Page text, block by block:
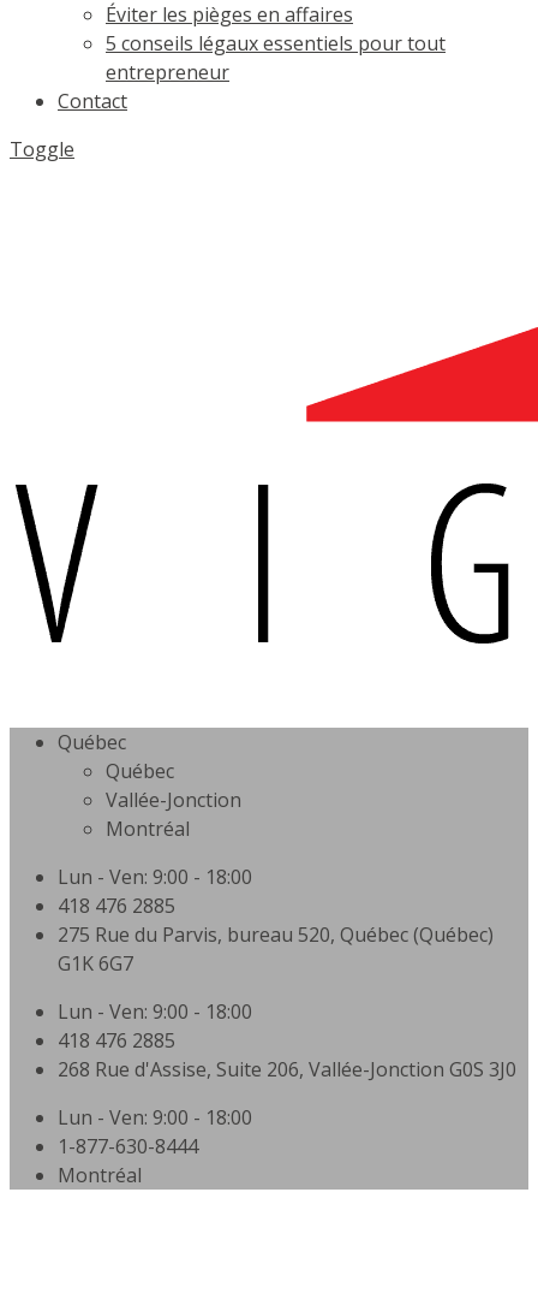
Éviter les pièges en affaires
5 conseils légaux essentiels pour tout
entrepreneur
Contact
Toggle
Québec
Québec
Vallée-Jonction
Montréal
Lun - Ven: 9:00 - 18:00
418 476 2885
275 Rue du Parvis, bureau 520, Québec (Québec)
G1K 6G7
Lun - Ven: 9:00 - 18:00
418 476 2885
268 Rue d'Assise, Suite 206, Vallée-Jonction G0S 3J0
Lun - Ven: 9:00 - 18:00
1-877-630-8444
Montréal